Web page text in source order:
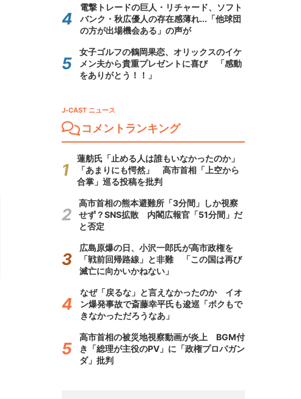
電撃トレードの巨人・リチャード、ソフト
バンク・秋広優人の存在感薄れ...「他球団
の方が出場機会ある」の声が
女子ゴルフの鶴岡果恋、オリックスのイケ
メン夫から貴重プレゼントに喜び 「感動
をありがとう！！」
J-CAST ニュース
コメントランキング
蓮舫氏「止める人は誰もいなかったのか」
「あまりにも愕然」 高市首相「上空から
合掌」巡る投稿を批判
高市首相の熊本避難所「3分間」しか視察
せず？SNS拡散 内閣広報官「51分間」だ
と否定
広島原爆の日、小沢一郎氏が高市政権を
「戦前回帰路線」と非難 「この国は再び
滅亡に向かいかねない」
なぜ「戻るな」と言えなかったのか イオ
ン爆発事故で斎藤幸平氏も逡巡「ボクもで
きなかっただろうなあ」
高市首相の被災地視察動画が炎上 BGM付
き「総理が主役のPV」に「政権プロパガン
ダ」批判